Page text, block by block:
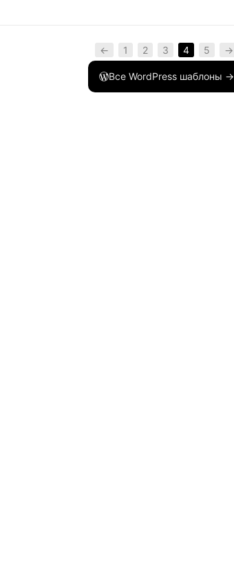
← 1 2 3 4 5 →
Все WordPress шаблоны →